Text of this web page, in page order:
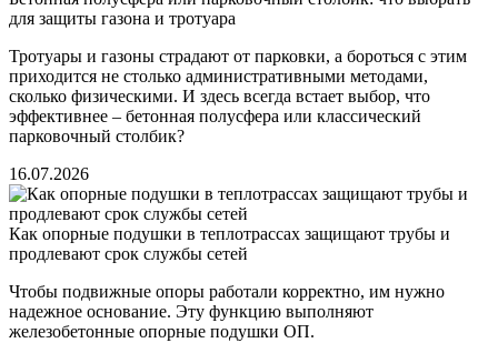
для защиты газона и тротуара
Тротуары и газоны страдают от парковки, а бороться с этим
приходится не столько административными методами,
сколько физическими. И здесь всегда встает выбор, что
эффективнее – бетонная полусфера или классический
парковочный столбик?
16.07.2026
Как опорные подушки в теплотрассах защищают трубы и
продлевают срок службы сетей
Чтобы подвижные опоры работали корректно, им нужно
надежное основание. Эту функцию выполняют
железобетонные опорные подушки ОП.